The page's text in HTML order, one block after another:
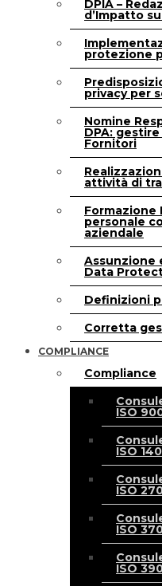
DPIA –
d’Impatto
protezione
privacy per
Nomine
DPA:
Fornitori
attività di
Formazione
personale
aziendale
Assunzione
Data
Definizioni
Corretta
COMPLIANCE
Compliance
ISO
ISO
ISO
ISO
ISO